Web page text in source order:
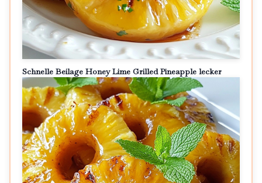
Schnelle Beilage Honey Lime Grilled Pineapple lecker